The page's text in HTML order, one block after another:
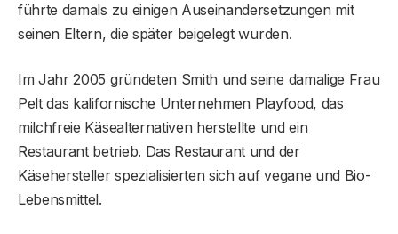
führte damals zu einigen Auseinandersetzungen mit
seinen Eltern, die später beigelegt wurden.
Im Jahr 2005 gründeten Smith und seine damalige Frau
Pelt das kalifornische Unternehmen Playfood, das
milchfreie Käsealternativen herstellte und ein
Restaurant betrieb. Das Restaurant und der
Käsehersteller spezialisierten sich auf vegane und Bio-
Lebensmittel.